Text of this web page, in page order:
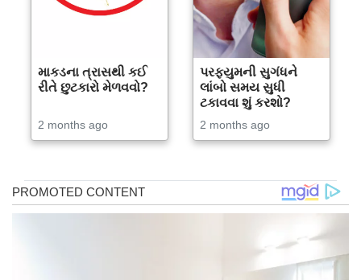
માકડના ત્રાસથી કઈ
રીતે છુટકારો મેળવવો?
2 months ago
પરફ્યુમની સુગંધને
લાંબો સમય સુધી
ટકાવવા શું કરશો?
2 months ago